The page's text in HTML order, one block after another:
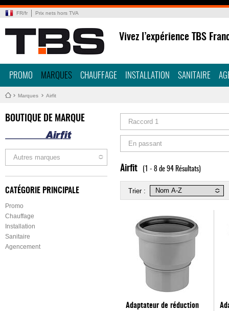
FR/fr Prix nets hors TVA
Vivez l’expérience TBS
PROMO MARQUES CHAUFFAGE INSTALLATION SANITAIRE
Marques Airfit
BOUTIQUE DE MARQUE
Autres marques
CATÉGORIE PRINCIPALE
Promo
Chauffage
Installation
Sanitaire
Agencement
Raccord 1
En passant
Airfit (1 - 8 de 94 Résultats)
Trier :
Adaptateur de réduction